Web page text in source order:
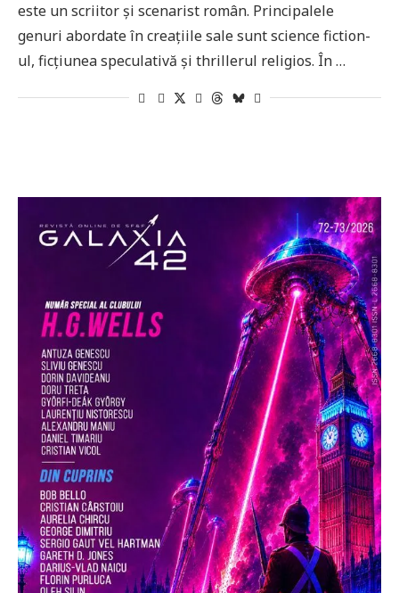
este un scriitor și scenarist român. Principalele
genuri abordate în creațiile sale sunt science fiction-
ul, ficțiunea speculativă și thrillerul religios. În …